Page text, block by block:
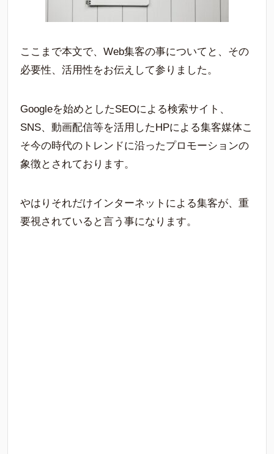
ここまで本文で、Web集客の事についてと、その
必要性、活用性をお伝えして参りました。
Googleを始めとしたSEOによる検索サイト、
SNS、動画配信等を活用したHPによる集客媒体こ
そ今の時代のトレンドに沿ったプロモーションの
象徴とされております。
やはりそれだけインターネットによる集客が、重
要視されていると言う事になります。